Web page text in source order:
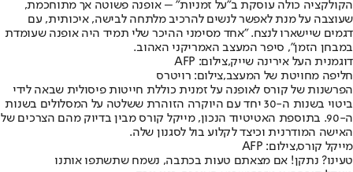
הקולקציה כולה עוסקת ב"על זמניות" – אופנה פשוטה אך מתוחכמת,
שעוצבה על מנת לאפשר לנשים להרכיב מלתחה לבישה, איכותית, עם
דגמים שיישארו לנצח. "אחד מסימני ההיכר שלי תמיד היה אופנה שעומדת
במבחן הזמן", סיפר המעצב האמריקני האהוב.
דוגמנית העל אירינה שייק,צילום: AFP
חליפה מחויטת של המעצב,צילום: רויטרס
הפרשנות של קורס לאופנה על זמנית כוללת חייטות פיסולית שבאה לידי
ביטוי בשנות ה-30 יחד עם היוקרה הזוהרת ששלטה על המסלולים בשנות
ה-90. בתוספת האטיטיוד הנכון, מייקל קורס מבין בדיוק מהם הצרכים של
האישה המודרנית וכיצד לקלוע בול לסגנון שלה.
מייקל קורס,צילום: AFP
טעינו? נתקן! אם מצאתם טעות בכתבה, נשמח שתשתפו אותנו